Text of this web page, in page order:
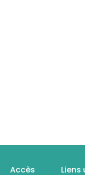
Accès
Liens